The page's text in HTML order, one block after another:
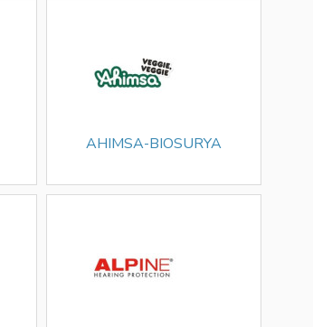
AHIMSA-BIOSURYA